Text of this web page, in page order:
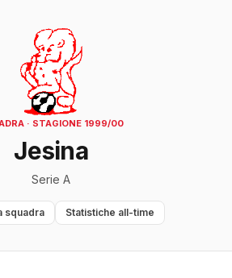
· STAGIONE 1999/00
Jesina
Serie A
squadra Statistiche all-time